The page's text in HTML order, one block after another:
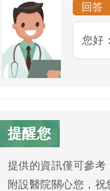
回答
您好
提醒您
提供的資訊僅可參
附設醫院關心您，祝